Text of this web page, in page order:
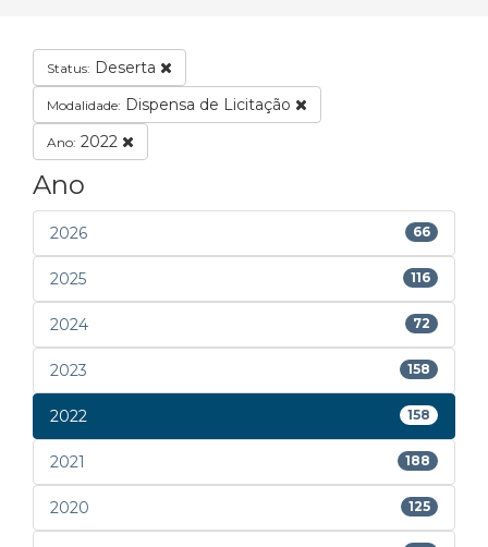
Status: Deserta
Modalidade: Dispensa de Licitação
Ano: 2022
Ano
2026 66
2025 116
2024 72
2023 158
2022 158
2021 188
2020 125